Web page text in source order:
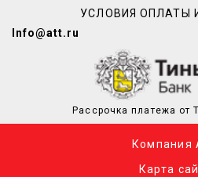
УСЛОВИЯ ОПЛАТЫ
Info@att.ru
Рассрочка платежа от
Компания
Карта